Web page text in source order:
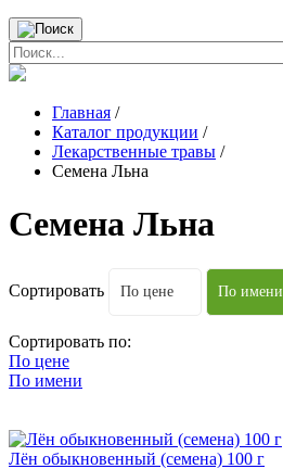
Главная /
Каталог продукции /
Лекарственные травы /
Семена Льна
Семена Льна
Сортировать По цене По имени
Сортировать по:
По цене
По имени
Лён обыкновенный (семена) 100 г